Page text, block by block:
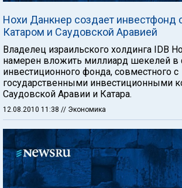
Нохи Данкнер создает инвестфонд
Катаром и Саудовской Аравией
Владелец израильского холдинга IDB
намерен вложить миллиард шекелей в
инвестиционного фонда, совместного с
государственными инвестиционными
Саудовской Аравии и Катара.
12.08.2010 11:38 // Экономика